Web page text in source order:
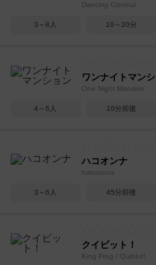
Dancing Criminal
3～8人 10～20分
ワンナイトマン
One Night Mansion
4～6人 10分前後
ハコオンナ
hakoonna
3～6人 45分前後
クイビット！
King Frog / Quibbit!